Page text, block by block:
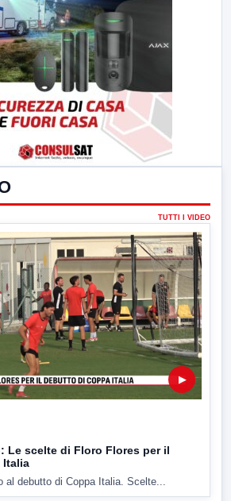
TUTTI I VIDEO
▶
Le scelte di Floro Flores per il
Italia
al debutto di Coppa Italia. Scelte...